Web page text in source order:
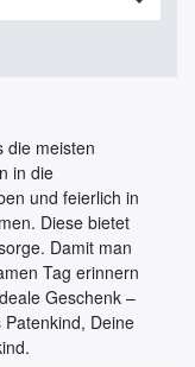
die meisten
in die
und feierlich in
Diese bietet
Damit man
Tag erinnern
Geschenk –
Deine